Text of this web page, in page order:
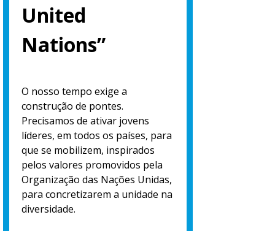
United
Nations”
O nosso tempo exige a
construção de pontes.
Precisamos de ativar jovens
líderes, em todos os países, para
que se mobilizem, inspirados
pelos valores promovidos pela
Organização das Nações Unidas,
para concretizarem a unidade na
diversidade.